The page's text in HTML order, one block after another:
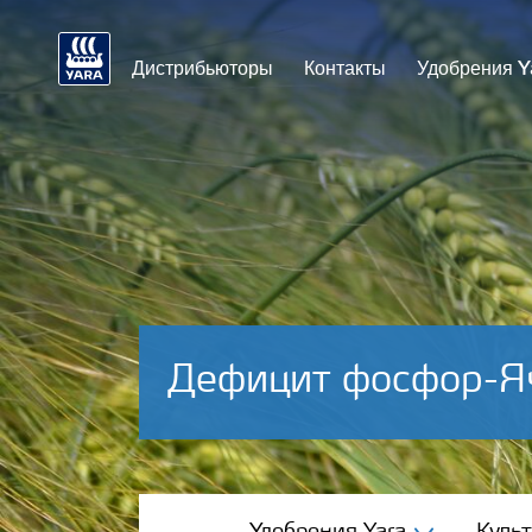
Дистрибьюторы Контакты Удобрения
Дефицит фосфор-
Удобрения Yara